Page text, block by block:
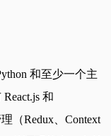
和至少一个主
和
（Redux、Context